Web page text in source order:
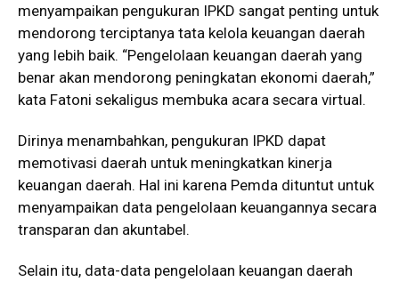
menyampaikan pengukuran IPKD sangat penting untuk
mendorong terciptanya tata kelola keuangan daerah
yang lebih baik. “Pengelolaan keuangan daerah yang
benar akan mendorong peningkatan ekonomi daerah,”
kata Fatoni sekaligus membuka acara secara virtual.
Dirinya menambahkan, pengukuran IPKD dapat
memotivasi daerah untuk meningkatkan kinerja
keuangan daerah. Hal ini karena Pemda dituntut untuk
menyampaikan data pengelolaan keuangannya secara
transparan dan akuntabel.
Selain itu, data-data pengelolaan keuangan daerah